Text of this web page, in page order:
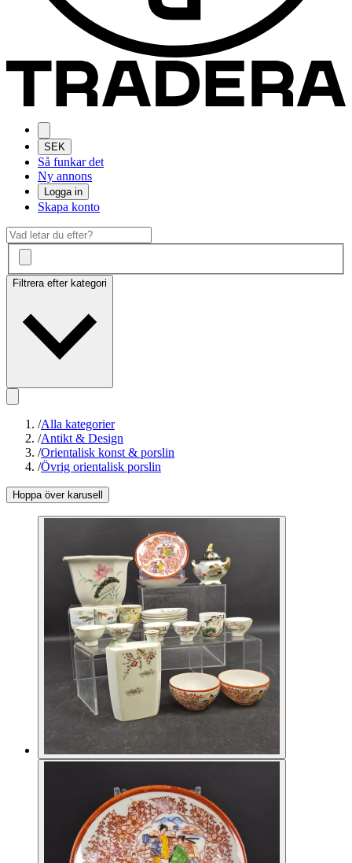
SEK
Så funkar det
Ny annons
Logga in
Skapa konto
Filtrera efter kategori
/Alla kategorier
/Antikt & Design
/Orientalisk konst & porslin
/Övrig orientalisk porslin
Hoppa över karusell